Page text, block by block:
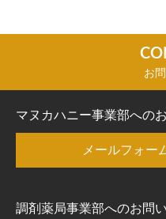
お
マヌカハニー事業部への
メールフォー
調剤薬局事業部へのお問